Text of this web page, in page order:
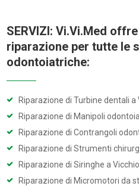
SERVIZI: Vi.Vi.Med
riparazione per tutte le
odontoiatriche:
Riparazione di Turbine dentali a
Riparazione di Manipoli
Riparazione di Contrangoli
Riparazione di Strumenti
Riparazione di Siringhe a Vicchio
Riparazione di Micromotori da